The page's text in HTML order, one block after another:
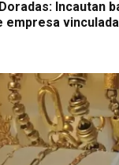
Incautan
empresa